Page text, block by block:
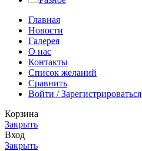
Главная
Новости
Галерея
О нас
Контакты
Список желаний
Сравнить
Войти / Зарегистрироваться
Корзина
Закрыть
Вход
Закрыть